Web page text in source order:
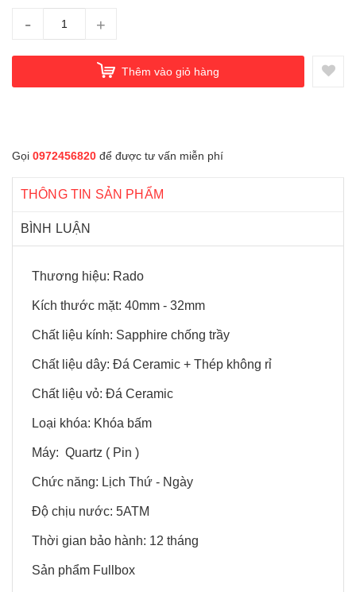
- +
Thêm vào giỏ hàng
Gọi 0972456820 để được tư vấn miễn phí
THÔNG TIN SẢN PHẨM
BÌNH LUẬN
Thương hiệu: Rado
Kích thước mặt: 40mm - 32mm
Chất liệu kính: Sapphire chống trầy
Chất liệu dây: Đá Ceramic + Thép không rỉ
Chất liệu vỏ: Đá Ceramic
Loại khóa: Khóa bấm
Máy: Quartz ( Pin )
Chức năng: Lịch Thứ - Ngày
Độ chịu nước: 5ATM
Thời gian bảo hành: 12 tháng
Sản phẩm Fullbox